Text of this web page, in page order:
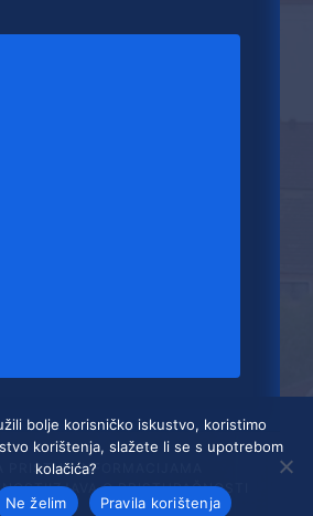
PRISTUP INFORMACIJAMA
IZJAVA O PRISTUPAČNOSTI
bolje korisničko iskustvo, koristimo
korištenja, slažete li se s upotrebom
kolačića?
Ne želim Pravila korištenja